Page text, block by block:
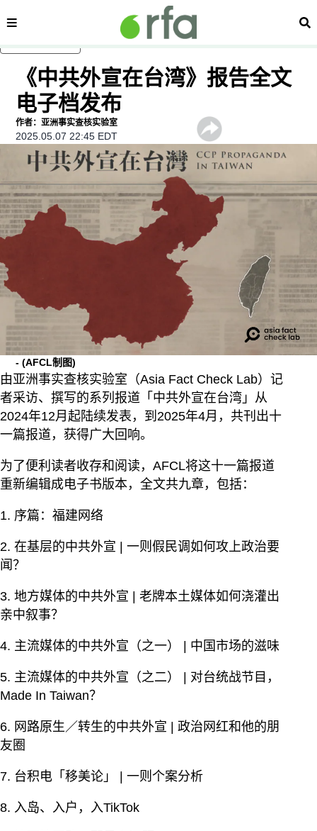
内容分类 搜
《中共外宣在台湾》报告全文
电子档发布
作者：亚洲事实查核实验室
2025.05.07 22:45 EDT
-(AFCL制图)
由亚洲事实查核实验室（Asia Fact Check Lab）记
者采访、撰写的系列报道「中共外宣在台湾」从
2024年12月起陆续发表，到2025年4月，共刊出十
一篇报道，获得广大回响。
为了便利读者收存和阅读，AFCL将这十一篇报道
重新编辑成电子书版本，全文共九章，包括：
1. 序篇：福建网络
2. 在基层的中共外宣 | 一则假民调如何攻上政治要
闻？
3. 地方媒体的中共外宣 | 老牌本土媒体如何浇灌出
亲中叙事？
4. 主流媒体的中共外宣（之一） | 中国市场的滋味
5. 主流媒体的中共外宣（之二） | 对台统战节目，
Made In Taiwan？
6. 网路原生／转生的中共外宣 | 政治网红和他的朋
友圈
7. 台积电「移美论」 | 一则个案分析
8. 入岛、入户，入TikTok